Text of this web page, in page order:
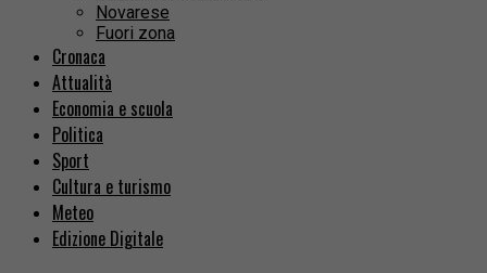
Novarese
Fuori zona
Cronaca
Attualità
Economia e scuola
Politica
Sport
Cultura e turismo
Meteo
Edizione Digitale